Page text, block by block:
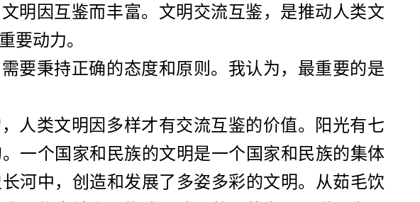
明因互鉴而丰富。文明交流互鉴，是推动人类文
要动力。
要秉持正确的态度和原则。我认为，最重要的是
人类文明因多样才有交流互鉴的价值。阳光有七
一个国家和民族的文明是一个国家和民族的集体
河中，创造和发展了多姿多彩的文明。从茹毛饮